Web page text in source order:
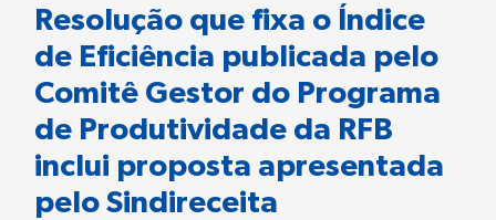
Resolução que fixa o Índice
de Eficiência publicada pelo
Comitê Gestor do Programa
de Produtividade da RFB
inclui proposta apresentada
pelo Sindireceita